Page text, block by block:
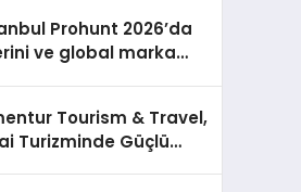
Prohunt 2026’da
ve global marka
Tourism & Travel,
Turizminde Güçlü